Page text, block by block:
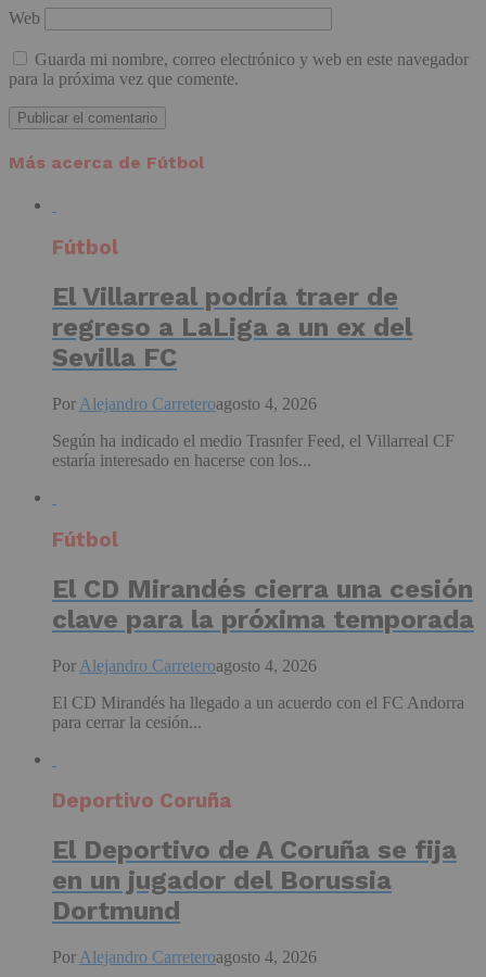
Web
Guarda mi nombre, correo electrónico y web en este navegador
para la próxima vez que comente.
Más acerca de Fútbol
Fútbol
El Villarreal podría traer de
regreso a LaLiga a un ex del
Sevilla FC
Por Alejandro Carreteroagosto 4, 2026
Según ha indicado el medio Trasnfer Feed, el Villarreal CF
estaría interesado en hacerse con los...
Fútbol
El CD Mirandés cierra una cesión
clave para la próxima temporada
Por Alejandro Carreteroagosto 4, 2026
El CD Mirandés ha llegado a un acuerdo con el FC Andorra
para cerrar la cesión...
Deportivo Coruña
El Deportivo de A Coruña se fija
en un jugador del Borussia
Dortmund
Por Alejandro Carreteroagosto 4, 2026